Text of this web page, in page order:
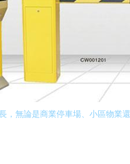
無論是商業停車場、小區物業